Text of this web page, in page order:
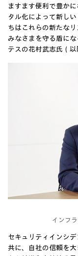
ますます便利で豊か
タル化によって新し
ちはこれらの新たな
みなさまを守る盾に
テスの花村武志氏（以
インフ
セキュリティインシ
共に、自社の信頼を